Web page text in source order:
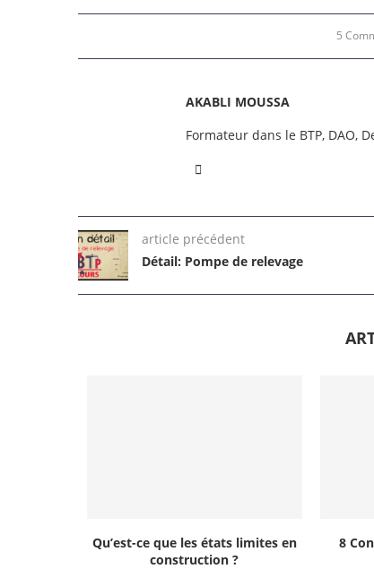
5
AKABLI MOUSSA
Formateur dans le BTP, DAO,
article précédent
Détail: Pompe de relevage
Qu’est-ce que les états limites en
construction ?
8